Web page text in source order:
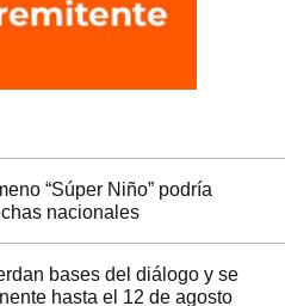
“Súper Niño” podría
nacionales
bases del diálogo y se
hasta el 12 de agosto